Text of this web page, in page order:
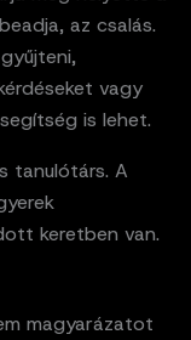
az csalás.
vagy
is lehet.
tanulótárs. A
keretben van.
magyarázatot